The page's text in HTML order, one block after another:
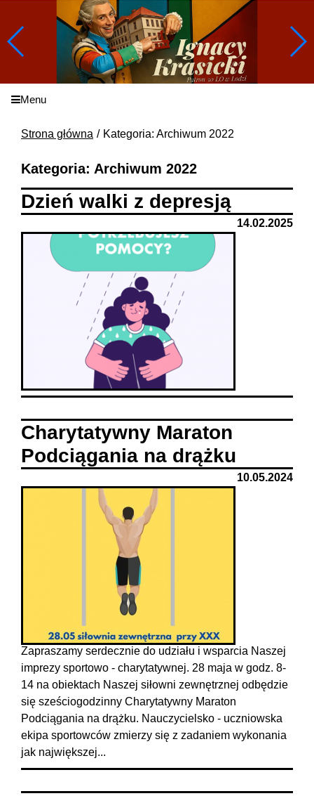
Menu
Strona główna Kategoria: Archiwum 2022
Kategoria: Archiwum 2022
Dzień walki z depresją
14.02.2025
Charytatywny Maraton
Podciągania na drążku
10.05.2024
Zapraszamy serdecznie do udziału i wsparcia Naszej
imprezy sportowo - charytatywnej. 28 maja w godz. 8-
14 na obiektach Naszej siłowni zewnętrznej odbędzie
się sześciogodzinny Charytatywny Maraton
Podciągania na drążku. Nauczycielsko - uczniowska
ekipa sportowców zmierzy się z zadaniem wykonania
jak największej...